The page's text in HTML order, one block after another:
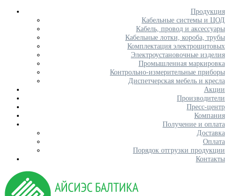
Продукция
Кабельные системы и ЦОД
Кабель, провод и аксессуары
Кабельные лотки, короба, трубы
Комплектация электрощитовых
Электроустановочные изделия
Промышленная маркировка
Контрольно-измерительные приборы
Диспетчерская мебель и кресла
Акции
Производители
Пресс-центр
Компания
Получение и оплата
Доставка
Оплата
Порядок отгрузки продукции
Контакты